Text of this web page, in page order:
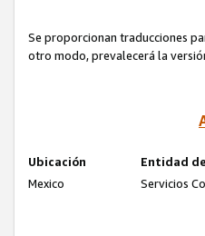
Se proporcionan traducciones
otro modo, prevalecerá la
Ubicación
Entidad
Mexico
Servicios